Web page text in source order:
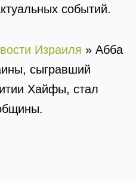
событий.
Израиля » Абба
сыгравший
Хайфы, стал